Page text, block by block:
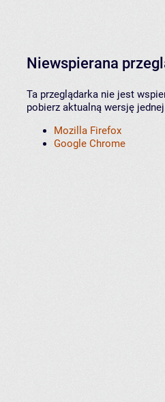
Niewspierana
Ta przeglądarka nie jest
pobierz aktualną wersję
Mozilla Firefox
Google Chrome